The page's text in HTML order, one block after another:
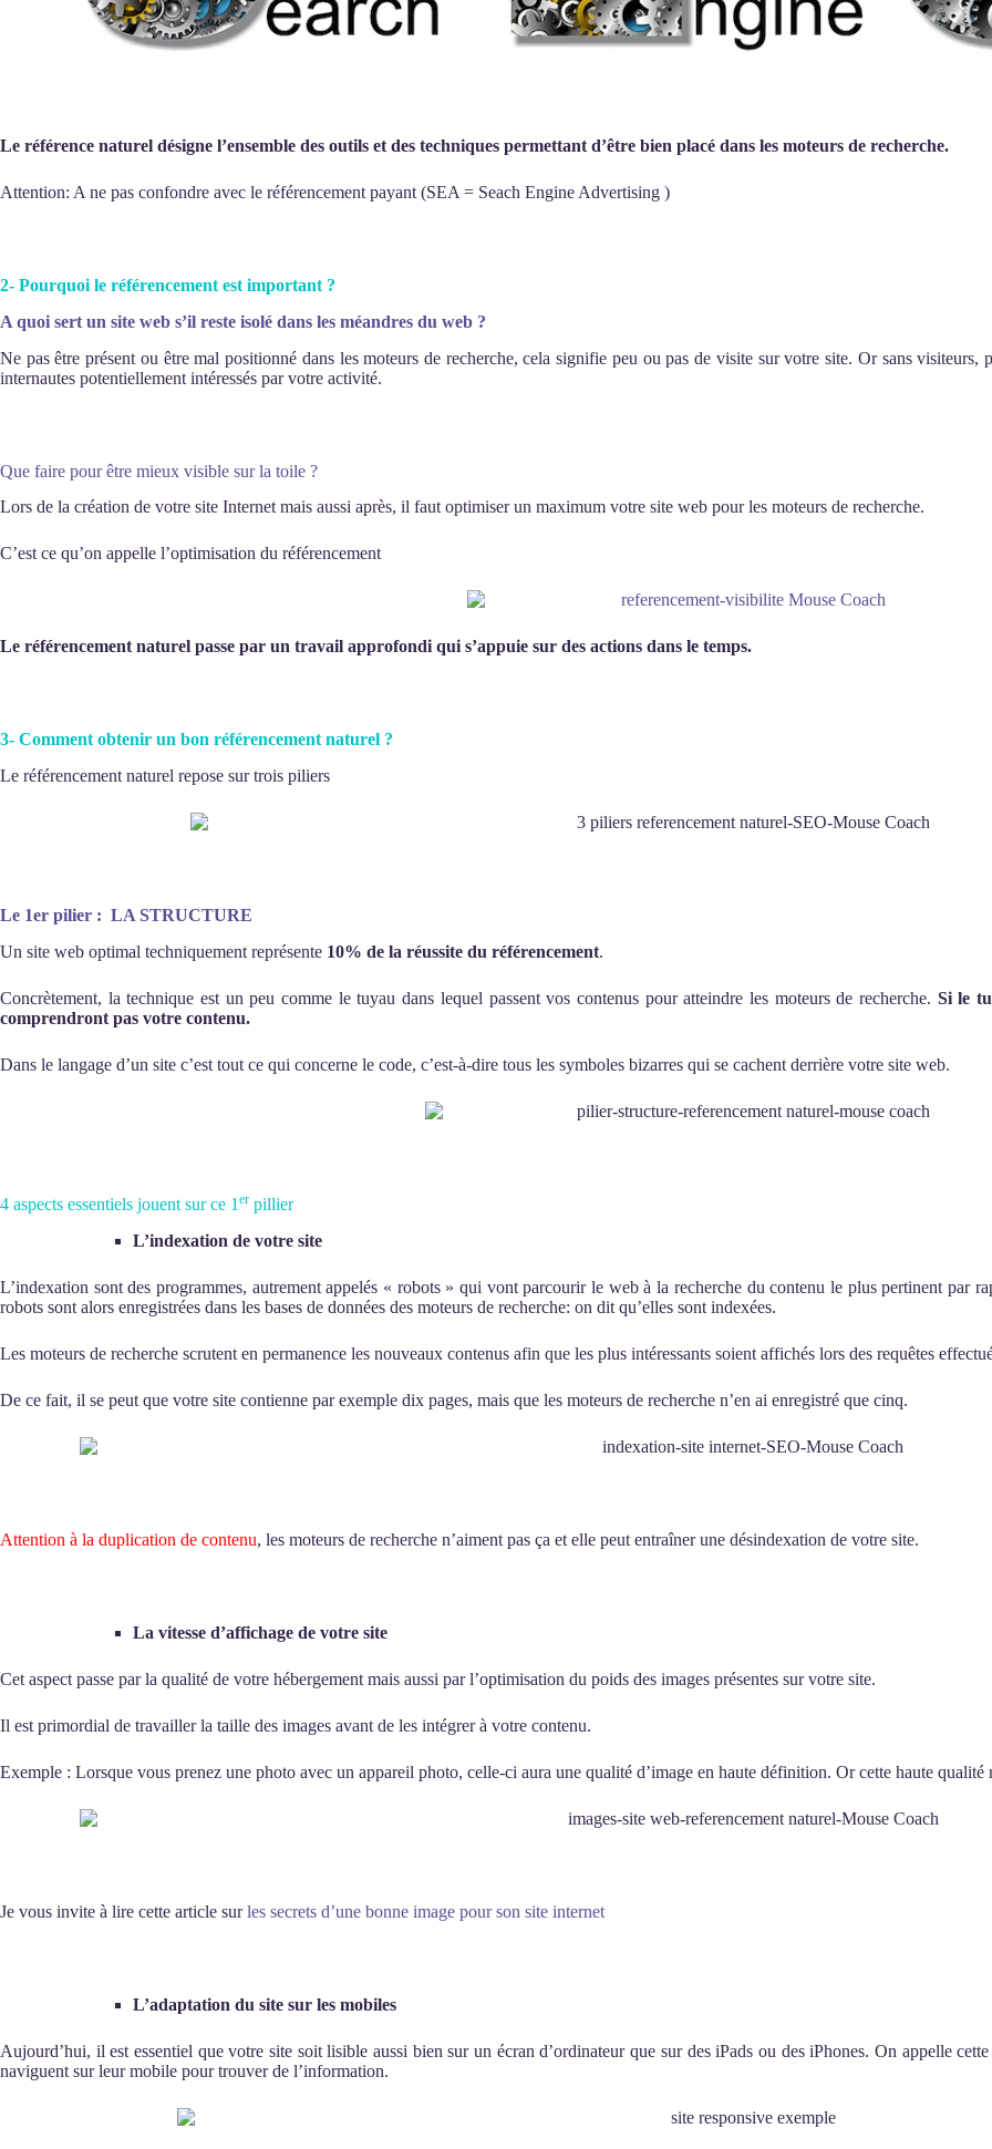
Le référence naturel désigne l’ensemble des outils et des techniques permettant d’être bien placé dans les moteurs de recherche.
Attention: A ne pas confondre avec le référencement payant (SEA = Seach Engine Advertising )
2- Pourquoi le référencement est important ?
A quoi sert un site web s’il reste isolé dans les méandres du web ?
Ne pas être présent ou être mal positionné dans les moteurs de recherche, cela signifie peu ou pas de visite sur votre site. Or sans visiteurs,
internautes potentiellement intéressés par votre activité.
Que faire pour être mieux visible sur la toile ?
Lors de la création de votre site Internet mais aussi après, il faut optimiser un maximum votre site web pour les moteurs de recherche.
C’est ce qu’on appelle l’optimisation du référencement
Le référencement naturel passe par un travail approfondi qui s’appuie sur des actions dans le temps.
3- Comment obtenir un bon référencement naturel ?
Le référencement naturel repose sur trois piliers
Le 1er pilier : LA STRUCTURE
Un site web optimal techniquement représente 10% de la réussite du référencement.
Concrètement, la technique est un peu comme le tuyau dans lequel passent vos contenus pour atteindre les moteurs de recherche. Si le
comprendront pas votre contenu.
Dans le langage d’un site c’est tout ce qui concerne le code, c’est-à-dire tous les symboles bizarres qui se cachent derrière votre site web.
4 aspects essentiels jouent sur ce 1 er pillier
L’indexation de votre site
L’indexation sont des programmes, autrement appelés « robots » qui vont parcourir le web à la recherche du contenu le plus pertinent par
robots sont alors enregistrées dans les bases de données des moteurs de recherche: on dit qu’elles sont indexées.
Les moteurs de recherche scrutent en permanence les nouveaux contenus afin que les plus intéressants soient affichés lors des requêtes
De ce fait, il se peut que votre site contienne par exemple dix pages, mais que les moteurs de recherche n’en ai enregistré que cinq.
Attention à la duplication de contenu, les moteurs de recherche n’aiment pas ça et elle peut entraîner une désindexation de votre site.
La vitesse d’affichage de votre site
Cet aspect passe par la qualité de votre hébergement mais aussi par l’optimisation du poids des images présentes sur votre site.
Il est primordial de travailler la taille des images avant de les intégrer à votre contenu.
Exemple : Lorsque vous prenez une photo avec un appareil photo, celle-ci aura une qualité d’image en haute définition. Or cette haute
Je vous invite à lire cette article surles secrets d’une bonne image pour son site internet
L’adaptation du site sur les mobiles
Aujourd’hui, il est essentiel que votre site soit lisible aussi bien sur un écran d’ordinateur que sur des iPads ou des iPhones. On appelle
naviguent sur leur mobile pour trouver de l’information.